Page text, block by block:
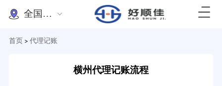
全国办理
首页 > 代理记账
横州代理记账流程